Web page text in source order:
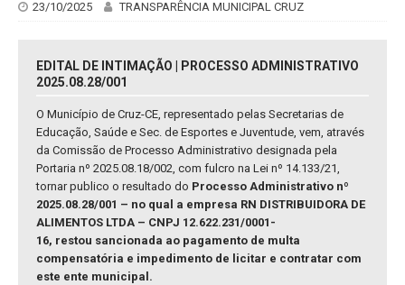
23/10/2025 TRANSPARÊNCIA MUNICIPAL CRUZ
EDITAL DE INTIMAÇÃO | PROCESSO ADMINISTRATIVO
2025.08.28/001
O Município de Cruz-CE, representado pelas Secretarias de
Educação, Saúde e Sec. de Esportes e Juventude, vem, através
da Comissão de Processo Administrativo designada pela
Portaria nº 2025.08.18/002, com fulcro na Lei nº 14.133/21,
tornar publico o resultado do Processo Administrativo nº
2025.08.28/001 – no qual a empresa RN DISTRIBUIDORA DE
ALIMENTOS LTDA – CNPJ 12.622.231/0001-
16, restou sancionada ao pagamento de multa
compensatória e impedimento de licitar e contratar com
este ente municipal.